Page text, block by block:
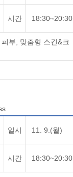
시간 18:30~20:30
부, 맞춤형 스킨&크
일시 11. 9.(월)
시간 18:30~20:30